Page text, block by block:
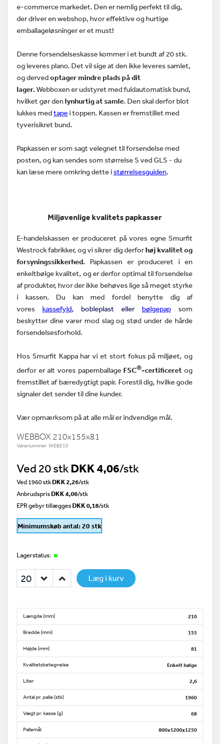
e-commerce markedet. Den er nemlig perfekt til dig,
der driver en webshop, hvor effektive og hurtige
emballageløsninger er et must!
Denne forsendelseskasse kommer i et bundt af 20 stk.
og leveres plano. Det vil sige at den ikke leveres samlet,
og dervedoptager mindre plads på dit
lager.Webboxen er udstyret med fuldautomatisk bund,
hvilket gør denlynhurtig at samle. Den skal derfor blot
lukkes medtape i toppen. Kassen er fremstillet med
tyverisikret bund.
Papkassen er som sagt velegnet til forsendelse med
posten, og kan sendes som størrelse S ved GLS - du
kan læse mere omkring dette istørrelsesguiden.
Miljøvenlige kvalitets papkasser
E-handelskassen er produceret på vores egne Smurfit
Westrock fabrikker, og vi sikrer dig derforhøj kvalitet og
forsyningssikkerhed. Papkassen er produceret i en
enkeltbølge kvalitet, og er derfor optimal til forsendelse
af produkter, hvor der ikke behøves lige så meget styrke
i kassen. Du kan med fordel benytte dig af
vores kassefyld, bobleplast eller bølgepap
som
beskytter dine varer mod slag og stød under de hårde
forsendelsesforhold.
Hos Smurfit Kappa har vi et stort fokus på miljøet, og
derfor er alt vores papemballage FSC®-certificeret og
fremstillet af bæredygtigt papir. Forestil dig, hvilke gode
signaler det sender til dine kunder.
Vær opmærksom på at alle mål er indvendige mål.
WEBBOX 210x155x81
Varenummer WEB210
Ved 20 stk DKK 4,06/stk
Ved 1960 stkDKK 2,26/stk
AnbrudsprisDKK 4,06/stk
EPR gebyr tillæggesDKK 0,18/stk
Minimumskøb antal: 20 stk
Lagerstatus:
Læg i kurv
Længde (mm) 210
Bredde (mm) 155
Højde (mm) 81
Kvalitetsbetegnelse Enkelt bølge
Liter 2,6
Antal pr. palle (stk) 1960
Vægt pr. kasse (g) 68
Pallemål 800x1200x1250